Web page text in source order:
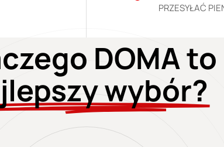
PRZESYŁAĆ
DOMA to
wybór?